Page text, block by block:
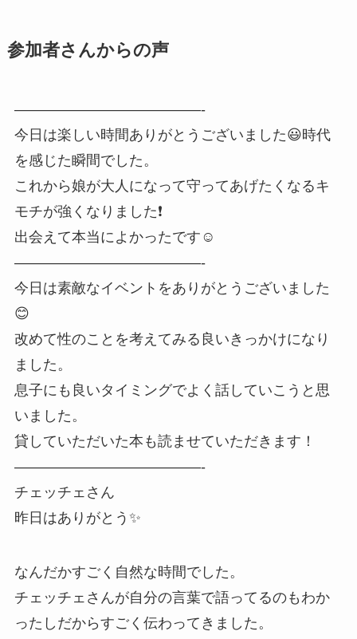
参加者さんからの声
—————————————-
今日は楽しい時間ありがとうございました😃時代
を感じた瞬間でした。
これから娘が大人になって守ってあげたくなるキ
モチが強くなりました❗
出会えて本当によかったです☺️
—————————————-
今日は素敵なイベントをありがとうございました
😊
改めて性のことを考えてみる良いきっかけになり
ました。
息子にも良いタイミングでよく話していこうと思
いました。
貸していただいた本も読ませていただきます！
—————————————-
チェッチェさん
昨日はありがとう✨
なんだかすごく自然な時間でした。
チェッチェさんが自分の言葉で語ってるのもわか
ったしだからすごく伝わってきました。